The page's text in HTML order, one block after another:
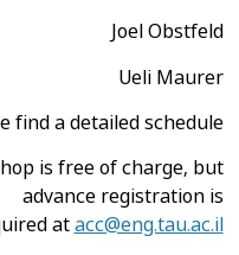
Joel Obstfeld
Ueli Maurer
find a detailed schedule
is free of charge, but
advance registration is
atacc@eng.tau.ac.il